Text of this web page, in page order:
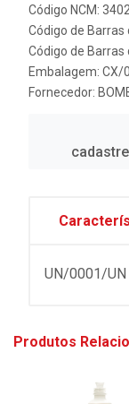
Código NCM:
Código de
Código de Barras
Embalagem: CX/
Fornecedor:
UN/0001/UN
Produtos